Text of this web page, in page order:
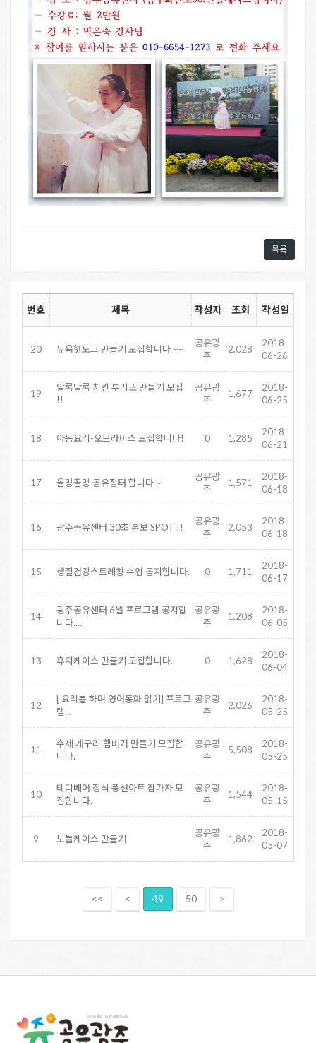
목록
번호 제목 작성자 조회 작성일
20 뉴욕핫도그 만들기 모집합니다 ~~
공유광
주
2,028
2018-
06-26
19
알록달록 치킨 부리또 만들기 모집
!!
공유광
주
1,677
2018-
06-25
18 아동요리-오므라이스 모집합니다! 0 1,285
2018-
06-21
17 올망졸망 공유장터 합니다 ~
공유광
주
1,571
2018-
06-18
16 광주공유센터 30초 홍보 SPOT !!
공유광
주
2,053
2018-
06-18
15 생활건강스트레칭 수업 공지합니다. 0 1,711
2018-
06-17
14
광주공유센터 6월 프로그램 공지합
니다.…
공유광
주
1,208
2018-
06-05
13 휴지케이스 만들기 모집합니다. 0 1,628
2018-
06-04
12
[ 요리를 하며 영어동화 읽기] 프로그
램…
공유광
주
2,026
2018-
05-25
11
수제 개구리 햄버거 만들기 모집합
니다.
공유광
주
5,508
2018-
05-25
10
테디베어 장식 풍선아트 참가자 모
집합니다.
공유광
주
1,544
2018-
05-15
9 보틀케이스 만들기
공유광
주
1,862
2018-
05-07
<< < 49 50 >